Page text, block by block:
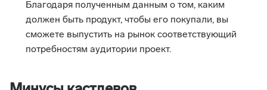
Благодаря полученным данным о том, каким
должен быть продукт, чтобы его покупали, вы
сможете выпустить на рынок соответствующий
потребностям аудитории проект.